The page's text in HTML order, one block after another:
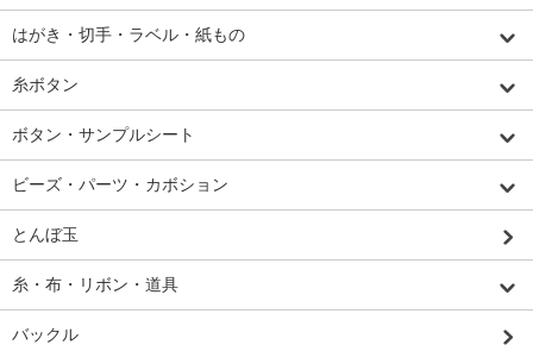
はがき・切手・ラベル・紙もの
糸ボタン
ボタン・サンプルシート
ビーズ・パーツ・カボション
とんぼ玉
糸・布・リボン・道具
バックル